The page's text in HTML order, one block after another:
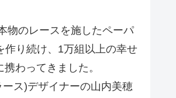
物のレースを施したペーパ
作り続け、1万組以上の幸せ
わってきました。
ス)デザイナーの山内美穂